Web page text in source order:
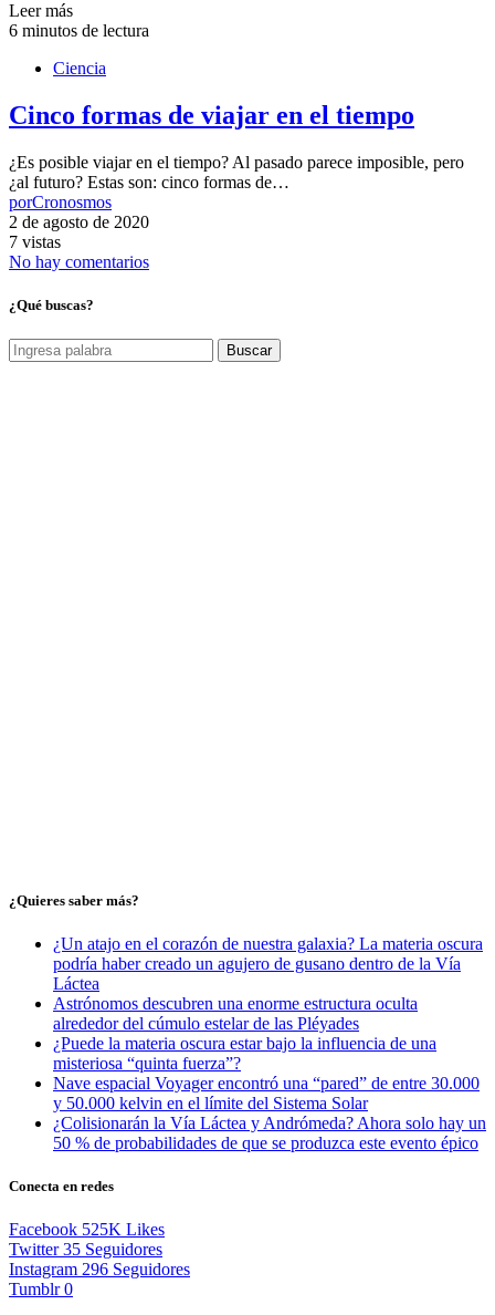
Leer más
6 minutos de lectura
Ciencia
Cinco formas de viajar en el tiempo
¿Es posible viajar en el tiempo? Al pasado parece imposible, pero
¿al futuro? Estas son: cinco formas de…
porCronosmos
2 de agosto de 2020
7 vistas
No hay comentarios
¿Qué buscas?
Buscar
¿Quieres saber más?
¿Un atajo en el corazón de nuestra galaxia? La materia oscura
podría haber creado un agujero de gusano dentro de la Vía
Láctea
Astrónomos descubren una enorme estructura oculta
alrededor del cúmulo estelar de las Pléyades
¿Puede la materia oscura estar bajo la influencia de una
misteriosa “quinta fuerza”?
Nave espacial Voyager encontró una “pared” de entre 30.000
y 50.000 kelvin en el límite del Sistema Solar
¿Colisionarán la Vía Láctea y Andrómeda? Ahora solo hay un
50 % de probabilidades de que se produzca este evento épico
Conecta en redes
Facebook 525K Likes
Twitter 35 Seguidores
Instagram 296 Seguidores
Tumblr 0